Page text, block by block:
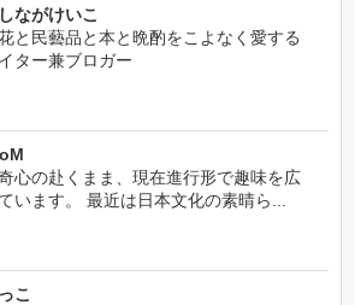
ながけいこ
と民藝品と本と晩酌をこよなく愛する
ター兼ブロガー
心の赴くまま、現在進行形で趣味を広
います。 最近は日本文化の素晴ら...
こ